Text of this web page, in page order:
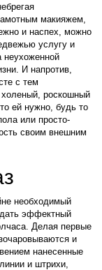
макияжем,
и наспех, можно
услугу и
неухоженной
И напротив,
с тем
роскошный
ей нужно, будь то
или просто-
своим внешним
необходимый
эффектный
Делая первые
и
нанесенные
и штрихи,